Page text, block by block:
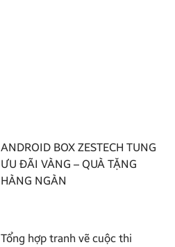
ANDROID BOX ZESTECH TUNG
ƯU ĐÃI VÀNG – QUÀ TẶNG
HÀNG NGÀN
Tổng hợp tranh vẽ cuộc thi